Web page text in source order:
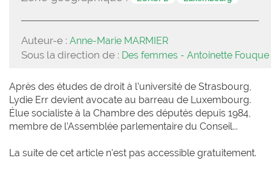
Auteur-e : Anne-Marie MARMIER
Sous la direction de : Des femmes - Antoinette Fouque
Après des études de droit à l’université de Strasbourg,
Lydie Err devient avocate au barreau de Luxembourg.
Élue socialiste à la Chambre des députés depuis 1984,
membre de l’Assemblée parlementaire du Conseil...
La suite de cet article n'est pas accessible gratuitement.